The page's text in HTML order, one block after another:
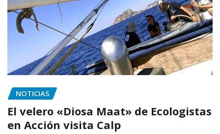
NOTICIAS
El velero «Diosa Maat» de Ecologistas
en Acción visita Calp